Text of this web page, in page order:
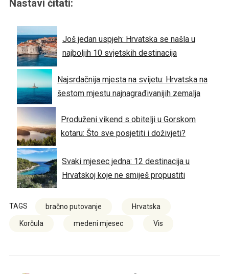
Nastavi čitati:
Još jedan uspjeh: Hrvatska se našla u
najboljih 10 svjetskih destinacija
Najsrdačnija mjesta na svijetu: Hrvatska na
šestom mjestu najnagrađivanijih zemalja
Produženi vikend s obitelji u Gorskom
kotaru: Što sve posjetiti i doživjeti?
Svaki mjesec jedna: 12 destinacija u
Hrvatskoj koje ne smiješ propustiti
TAGS bračno putovanje Hrvatska
Korčula medeni mjesec Vis